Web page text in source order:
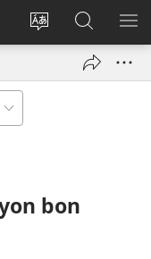
Chanje
Konekte
(opens
Fè
rechèch
sou
bon